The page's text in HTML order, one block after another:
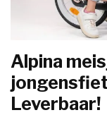
Alpina
Leverbaar!